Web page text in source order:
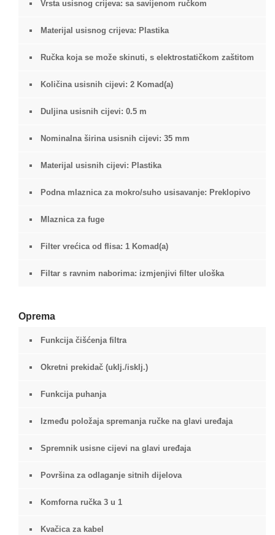
Vrsta usisnog crijeva: sa savijenom ručkom
Materijal usisnog crijeva: Plastika
Ručka koja se može skinuti, s elektrostatičkom zaštitom
Količina usisnih cijevi: 2 Komad(a)
Duljina usisnih cijevi: 0.5 m
Nominalna širina usisnih cijevi: 35 mm
Materijal usisnih cijevi: Plastika
Podna mlaznica za mokro/suho usisavanje: Preklopivo
Mlaznica za fuge
Filter vrećica od flisa: 1 Komad(a)
Filtar s ravnim naborima: izmjenjivi filter uloška
Oprema
Funkcija čišćenja filtra
Okretni prekidač (uklj./isklj.)
Funkcija puhanja
Između položaja spremanja ručke na glavi uređaja
Spremnik usisne cijevi na glavi uređaja
Površina za odlaganje sitnih dijelova
Komforna ručka 3 u 1
Kvačica za kabel